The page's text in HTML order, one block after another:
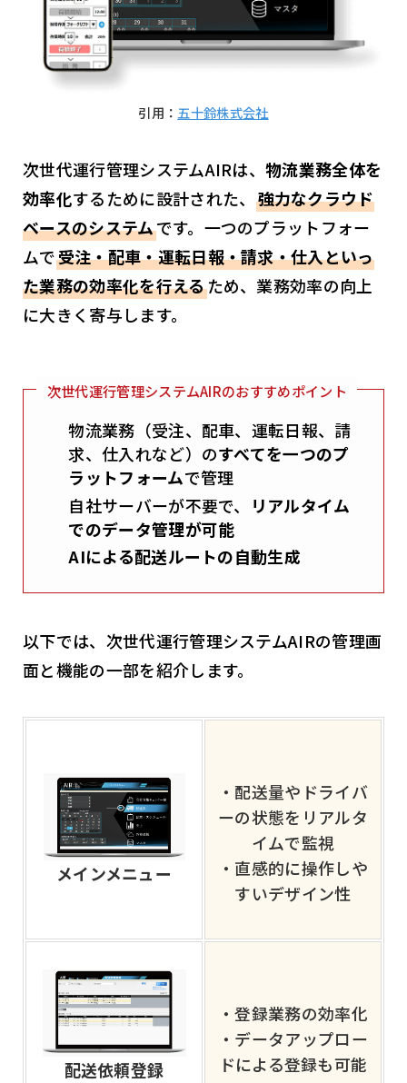
引用：五十鈴株式会社
次世代運行管理システムAIRは、物流業務全体を
効率化するために設計された、 強力なクラウド
ベースのシステムです。一つのプラットフォー
ムで受注・配車・運転日報・請求・仕入といっ
た業務の効率化を行えるため、業務効率の向上
に大きく寄与します。
次世代運行管理システムAIRのおすすめポイント
物流業務（受注、配車、運転日報、請
求、仕入れなど）のすべてを一つのプ
ラットフォームで管理
自社サーバーが不要で、
リアルタイム
でのデータ管理が可能
AIによる配送ルートの自動生成
以下では、次世代運行管理システムAIRの管理画
面と機能の一部を紹介します。
メインメニュー
・配送量やドライバ
ーの状態をリアルタ
イムで監視
・直感的に操作しや
すいデザイン性
配送依頼登録
・登録業務の効率化
・データアップロー
ドによる登録も可能